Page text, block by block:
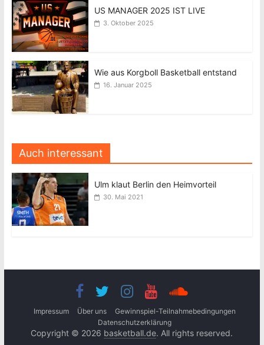
US MANAGER 2025 IST LIVE
3. Oktober 2025
Wie aus Korgboll Basketball entstand
16. Januar 2025
Auch interessant
Ulm klaut Berlin den Heimvorteil
30. Mai 2021
Impressum Über uns
Gewinnspiel-Teilnahmebedingungen
Datenschutzerklärung
Copyright © 2026 basketball.de. All rights reserved.